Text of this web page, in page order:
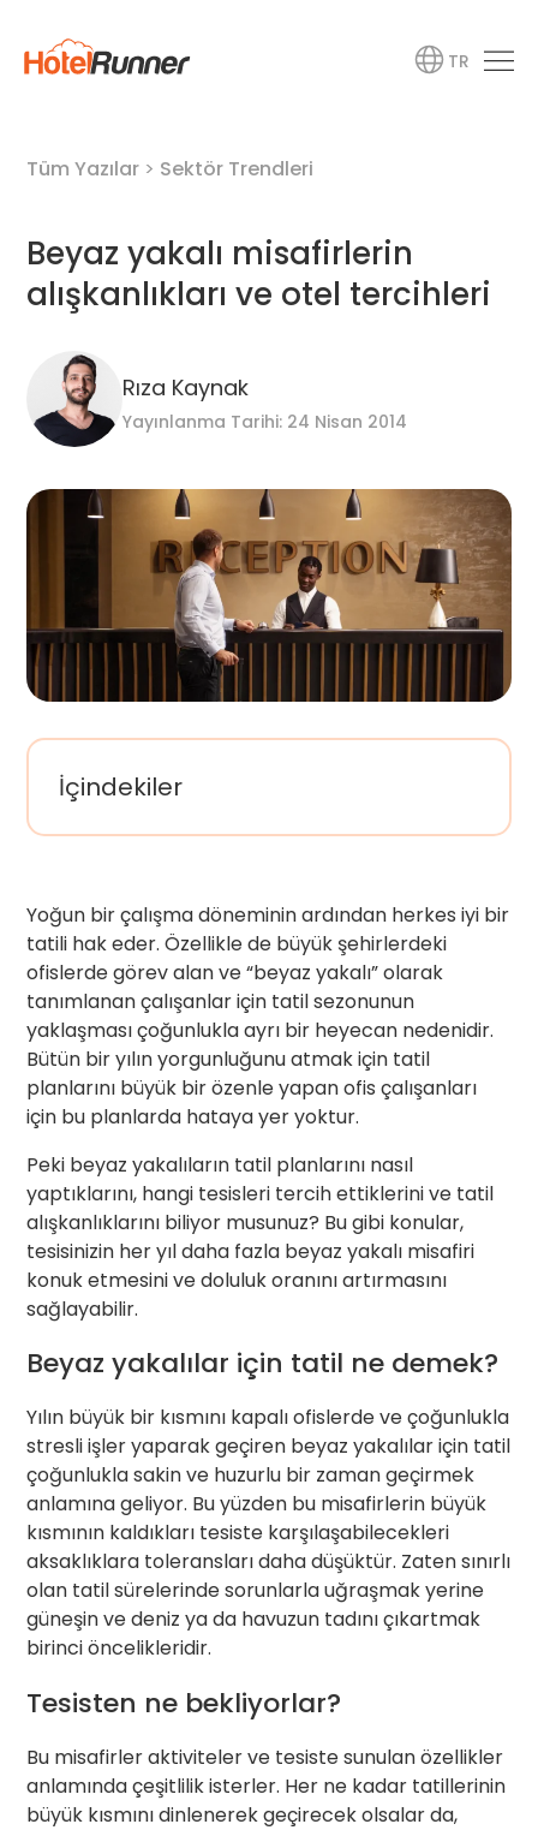
TR
Tüm Yazılar > Sektör Trendleri
Beyaz yakalı misafirlerin
alışkanlıkları ve otel tercihleri
Rıza Kaynak
Yayınlanma Tarihi: 24 Nisan 2014
İçindekiler
Yoğun bir çalışma döneminin ardından herkes iyi bir
tatili hak eder. Özellikle de büyük şehirlerdeki
ofislerde görev alan ve “beyaz yakalı” olarak
tanımlanan çalışanlar için tatil sezonunun
yaklaşması çoğunlukla ayrı bir heyecan nedenidir.
Bütün bir yılın yorgunluğunu atmak için tatil
planlarını büyük bir özenle yapan ofis çalışanları
için bu planlarda hataya yer yoktur.
Peki beyaz yakalıların tatil planlarını nasıl
yaptıklarını, hangi tesisleri tercih ettiklerini ve tatil
alışkanlıklarını biliyor musunuz? Bu gibi konular,
tesisinizin her yıl daha fazla beyaz yakalı misafiri
konuk etmesini ve doluluk oranını artırmasını
sağlayabilir.
Beyaz yakalılar için tatil ne demek?
Yılın büyük bir kısmını kapalı ofislerde ve çoğunlukla
stresli işler yaparak geçiren beyaz yakalılar için tatil
çoğunlukla sakin ve huzurlu bir zaman geçirmek
anlamına geliyor. Bu yüzden bu misafirlerin büyük
kısmının kaldıkları tesiste karşılaşabilecekleri
aksaklıklara toleransları daha düşüktür. Zaten sınırlı
olan tatil sürelerinde sorunlarla uğraşmak yerine
güneşin ve deniz ya da havuzun tadını çıkartmak
birinci öncelikleridir.
Tesisten ne bekliyorlar?
Bu misafirler aktiviteler ve tesiste sunulan özellikler
anlamında çeşitlilik isterler. Her ne kadar tatillerinin
büyük kısmını dinlenerek geçirecek olsalar da,